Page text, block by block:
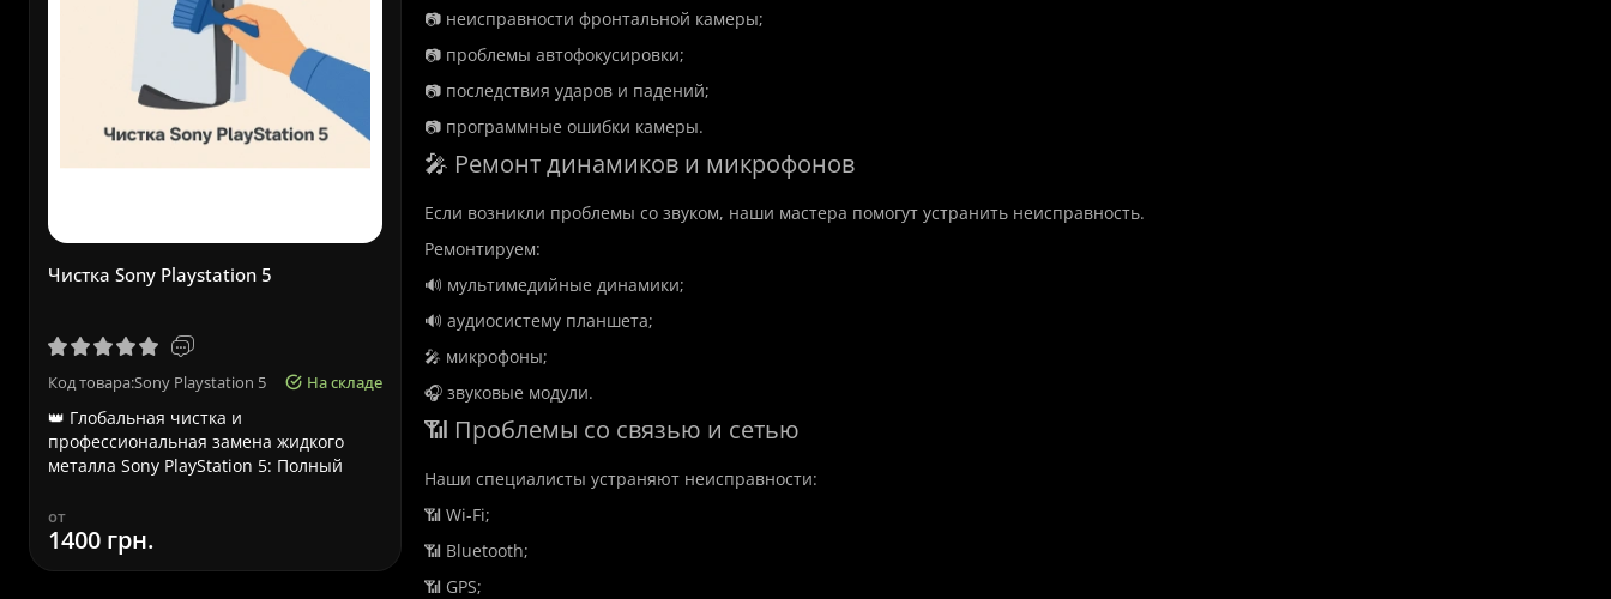
Чистка Sony Playstation 5
Код товара:Sony Playstation 5 На складе
👑 Глобальная чистка и
профессиональная замена жидкого
металла Sony PlayStation 5: Полный
от
1400 грн.
Срочный ремонт ноутбука Asus
Срочный ремонт ноутбука Asus в
Львове – качественно и быстро! 🖥️
к..
от
580 грн.
📷 неисправности фронтальной камеры;
📷 проблемы автофокусировки;
📷 последствия ударов и падений;
📷 программные ошибки камеры.
🎤 Ремонт динамиков и микрофонов
Если возникли проблемы со звуком, наши мастера помогут устранить неисправность.
Ремонтируем:
🔊 мультимедийные динамики;
🔊 аудиосистему планшета;
🎤 микрофоны;
🎧 звуковые модули.
📶 Проблемы со связью и сетью
Наши специалисты устраняют неисправности:
📶 Wi-Fi;
📶 Bluetooth;
📶 GPS;